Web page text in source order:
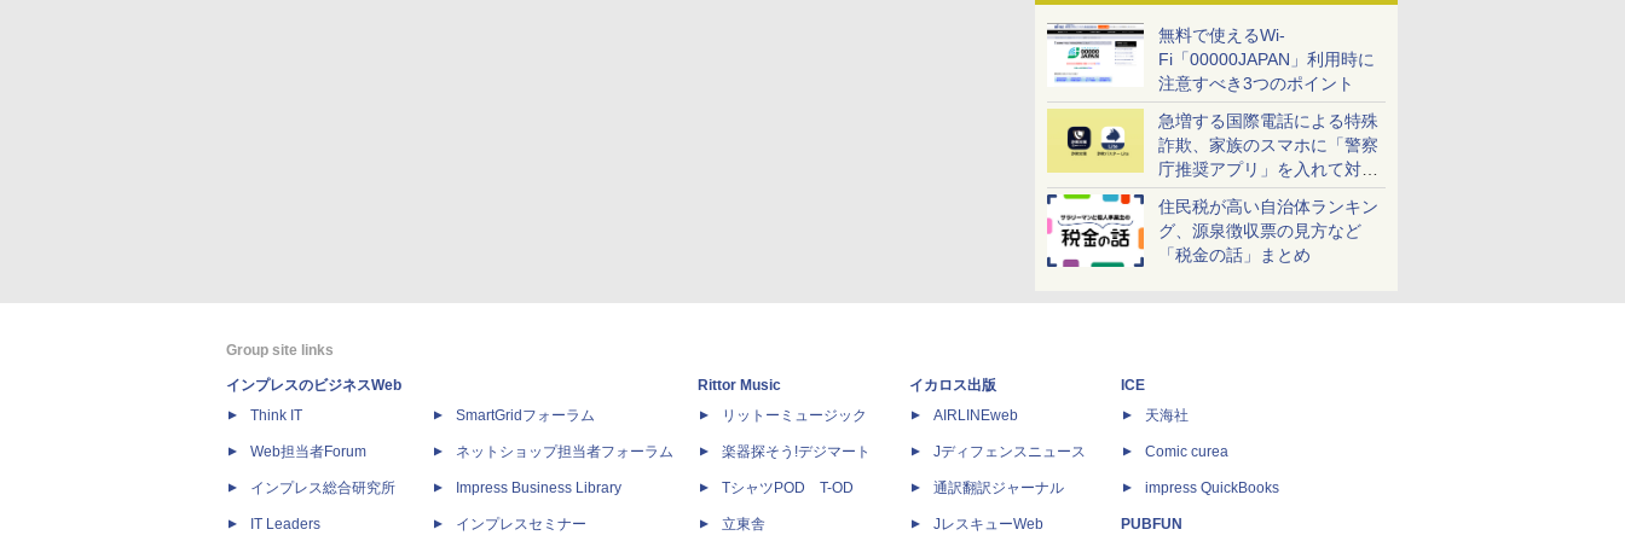
無料で使えるWi-
Fi「00000JAPAN」利用時に
注意すべき3つのポイント
急増する国際電話による特殊
詐欺、家族のスマホに「警察
庁推奨アプリ」を入れて対策
しよう！
住民税が高い自治体ランキン
グ、源泉徴収票の見方など
「税金の話」まとめ
Group site links
インプレスのビジネスWeb
Think IT
Web担当者Forum
インプレス総合研究所
IT Leaders
SmartGridフォーラム
ネットショップ担当者フォーラム
Impress Business Library
インプレスセミナー
Rittor Music
リットーミュージック
楽器探そう!デジマート
TシャツPOD T-OD
立東舎
イカロス出版
AIRLINEweb
Jディフェンスニュース
通訳翻訳ジャーナル
JレスキューWeb
ICE
天海社
Comic curea
impress QuickBooks
PUBFUN